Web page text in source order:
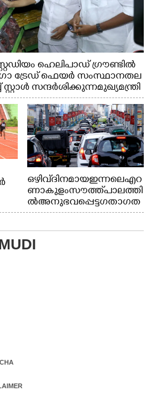
ഹെലിപാഡ് ഗ്രൗണ്ടിൽ
ട്രേഡ് ഫെയർ സംസ്ഥാനതല
സന്ദർശിക്കുന്ന മുഖ്യമന്ത്രി
അനൂപ് ജേക്കബ് സമീപം
ഒഴിവ് ദിനമായ ഇന്നലെ എറ
ണാകുളം സൗത്ത് പാലത്തി
ൽ അനുഭവപ്പെട്ട ഗതാഗത
ക്കുരുക്ക്